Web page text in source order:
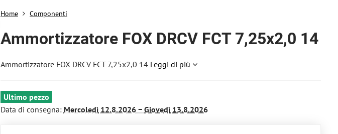
Home Componenti
Ammortizzatore FOX DRCV FCT 7,25x2,0 14
Ammortizzatore FOX DRCV FCT 7,25x2,0 14 Leggi di più
Ultimo pezzo
Data di consegna: Mercoledì12.8.2026 − Giovedì13.8.2026